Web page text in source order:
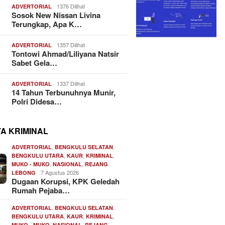
ADVERTORIAL 1376 Dilihat
Sosok New Nissan Livina
Terungkap, Apa K…
ADVERTORIAL 1357 Dilihat
Tontowi Ahmad/Liliyana Natsir
Sabet Gela…
ADVERTORIAL 1337 Dilihat
14 Tahun Terbunuhnya Munir,
Polri Didesa…
KRIMINAL
ADVERTORIAL ,BENGKULU SELATAN
BENGKULU UTARA ,KAUR ,KRIMINAL
MUKO - MUKO ,NASIONAL ,REJANG
LEBONG
7 Agustus 2026
Dugaan Korupsi, KPK Geledah
Rumah Pejaba…
ADVERTORIAL ,BENGKULU SELATAN
BENGKULU UTARA ,KAUR ,KRIMINAL